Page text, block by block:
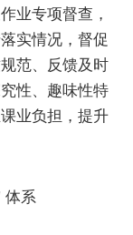
业专项督查，
实情况，督促
范、反馈及时
性、趣味性特
业负担，提升
体系